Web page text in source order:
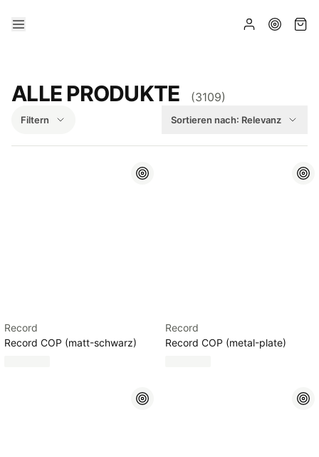
ALLE PRODUKTE (3109)
Filtern Sortieren nach: Relevanz
Record
Record COP (matt-schwarz)
Record
Record COP (metal-plate)